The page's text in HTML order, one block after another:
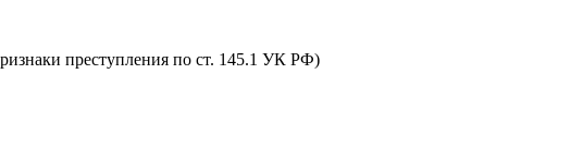
преступления по ст. 145.1 УК РФ)